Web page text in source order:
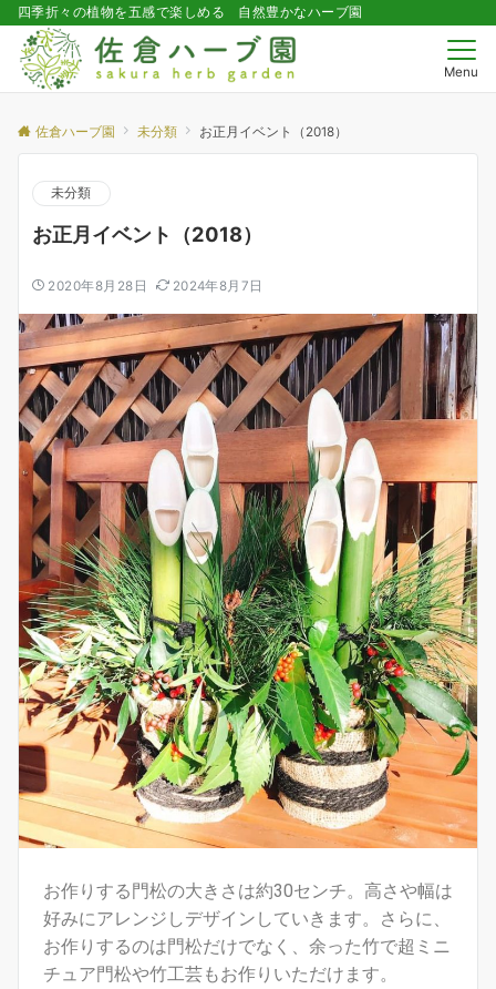
四季折々の植物を五感で楽しめる 自然豊かなハーブ園
Menu
佐倉ハーブ園 未分類 お正月イベント（2018）
未分類
お正月イベント（2018）
2020年8月28日 2024年8月7日
お作りする門松の大きさは約30センチ。高さや幅は
好みにアレンジしデザインしていきます。さらに、
お作りするのは門松だけでなく、余った竹で超ミニ
チュア門松や竹工芸もお作りいただけます。